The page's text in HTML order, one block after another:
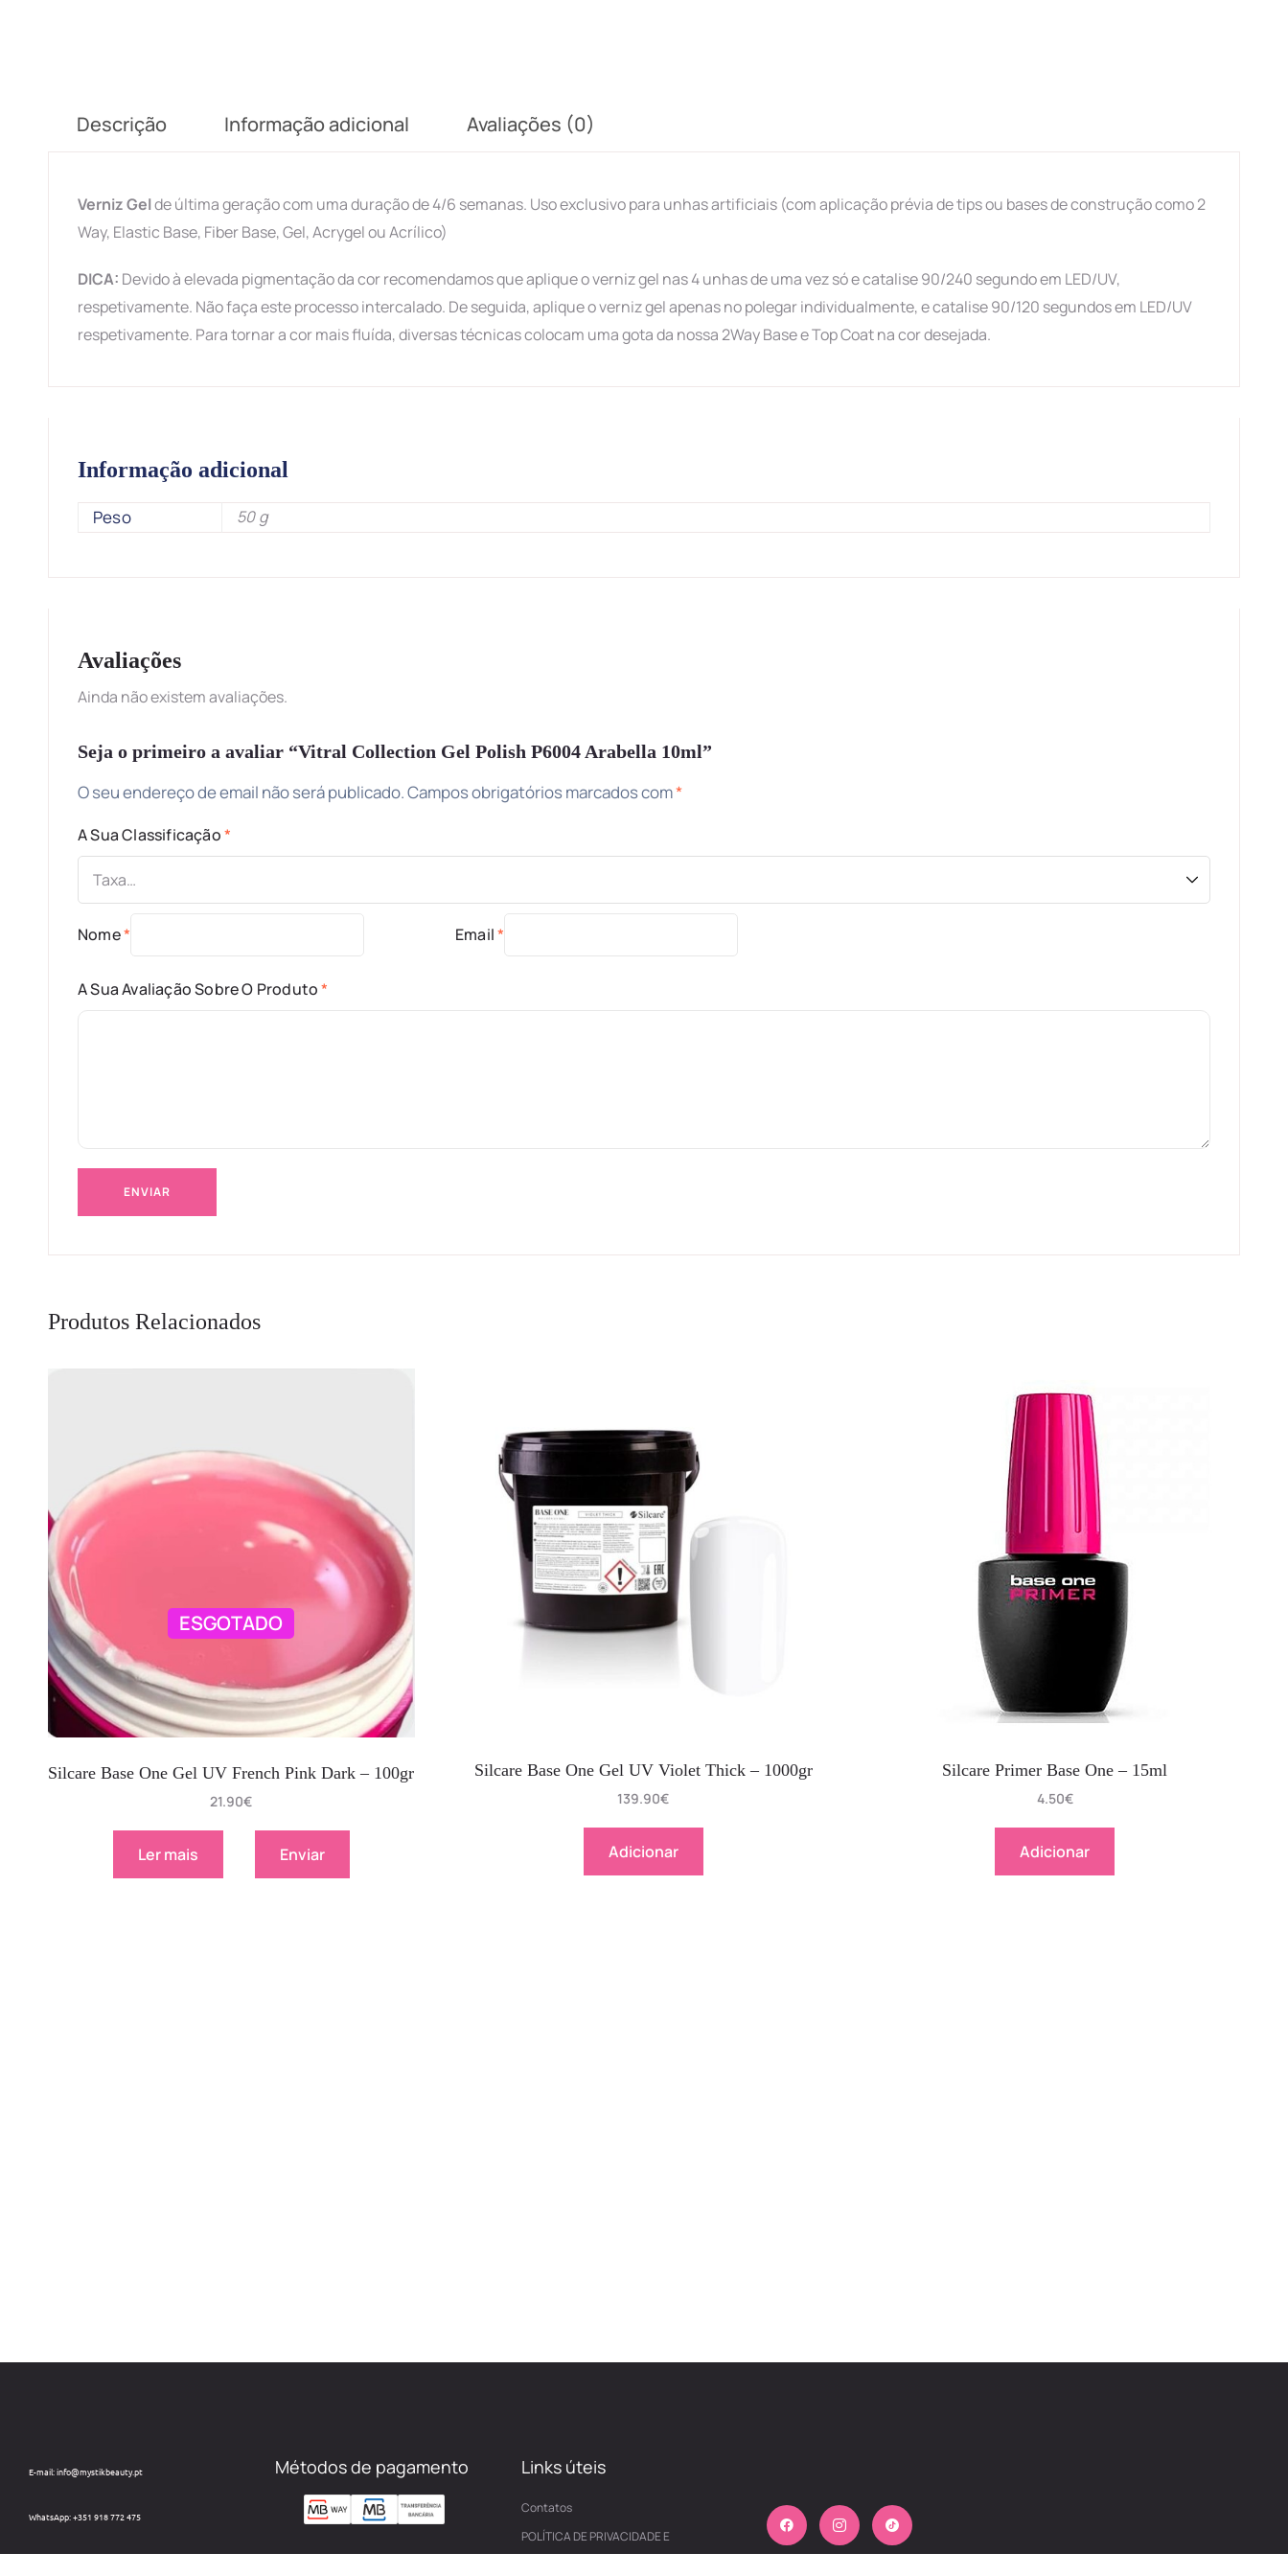
Descrição Informação adicional Avaliações (0)
Verniz Gelde última geração com uma duração de 4/6 semanas. Uso exclusivo para unhas artificiais (com aplicação prévia de tips ou bases de construção como 2
Way, Elastic Base, Fiber Base, Gel, Acrygel ou Acrílico)
DICA: Devido à elevada pigmentação da cor recomendamos que aplique o verniz gel nas 4 unhas de uma vez só e catalise 90/240 segundo em LED/UV,
respetivamente. Não faça este processo intercalado. De seguida, aplique o verniz gel apenas no polegar individualmente, e catalise 90/120 segundos em LED/UV
respetivamente. Para tornar a cor mais fluída, diversas técnicas colocam uma gota da nossa 2Way Base e Top Coat na cor desejada.
Informação adicional
Peso 50 g
Avaliações
Ainda não existem avaliações.
Seja o primeiro a avaliar “Vitral Collection Gel Polish P6004 Arabella 10ml”
O seu endereço de email não será publicado.Campos obrigatórios marcados com*
A Sua Classificação*
A Sua Avaliação Sobre O Produto*
Nome* Email*
Produtos Relacionados
ESGOTADO
Silcare Base One Gel UV French Pink Dark – 100gr
21.90€
Ler mais Enviar
Silcare Base One Gel UV Violet Thick – 1000gr
139.90€
Adicionar
Silcare Primer Base One – 15ml
4.50€
Adicionar
E-mail: info@mystikbeauty.pt
WhatsApp: +351 918 772 475
Métodos de pagamento Links úteis
Contatos
POLÍTICA DE PRIVACIDADE E